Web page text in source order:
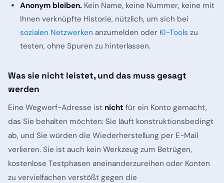
Anonym bleiben. Kein Name, keine Nummer, keine mit
Ihnen verknüpfte Historie, nützlich, um sich bei
sozialen Netzwerken anzumelden oder KI-Tools zu
testen, ohne Spuren zu hinterlassen.
Was sie nicht leistet, und das muss gesagt
werden
Eine Wegwerf-Adresse ist nicht für ein Konto gemacht,
das Sie behalten möchten: Sie läuft konstruktionsbedingt
ab, und Sie würden die Wiederherstellung per E-Mail
verlieren. Sie ist auch kein Werkzeug zum Betrügen,
kostenlose Testphasen aneinanderzureihen oder Konten
zu vervielfachen verstößt gegen die